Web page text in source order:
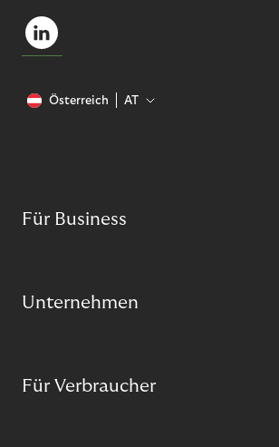
Österreich AT
Für Business
Unternehmen
Für Verbraucher